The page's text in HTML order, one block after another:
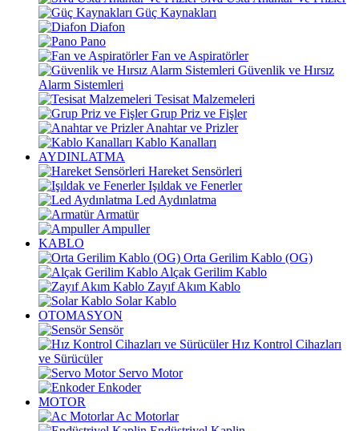
Güç Kaynakları
Diafon
Pano
Fan ve Aspiratörler
Güvenlik ve Hırsız
Alarm Sistemleri
Tesisat Malzemeleri
Grup Priz ve Fişler
Anahtar ve Prizler
Kablo Kanalları
AYDINLATMA
Hareket Sensörleri
Işıldak ve Fenerler
Led Aydınlatma
Armatür
Ampuller
KABLO
Orta Gerilim Kablo (OG)
Alçak Gerilim Kablo
Zayıf Akım Kablo
Solar Kablo
OTOMASYON
Sensör
Hız Kontrol Cihazları
ve Sürücüler
Servo Motor
Enkoder
MOTOR
Ac Motorlar